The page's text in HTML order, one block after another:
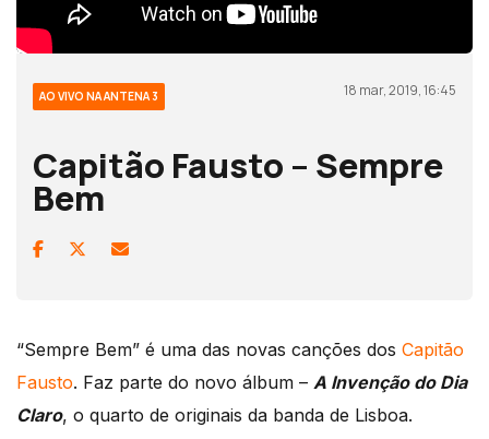
AO VIVO NA ANTENA 3 18 mar, 2019, 16:45
Capitão Fausto – Sempre
Bem
“Sempre Bem” é uma das novas canções dos Capitão
Fausto. Faz parte do novo álbum – A Invenção do Dia
Claro, o quarto de originais da banda de Lisboa.